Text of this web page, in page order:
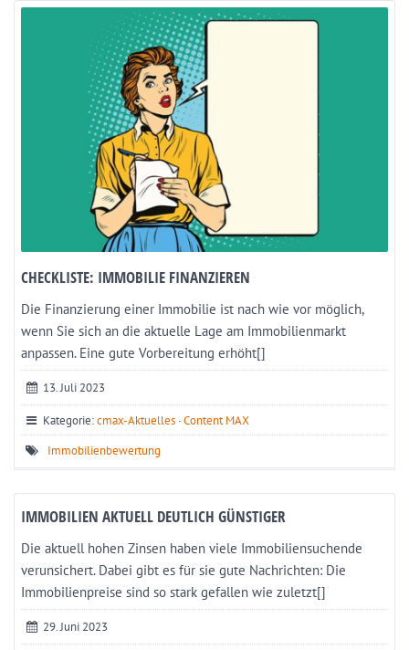
CHECKLISTE: IMMOBILIE FINANZIEREN
Die Finanzierung einer Immobilie ist nach wie vor möglich,
wenn Sie sich an die aktuelle Lage am Immobilienmarkt
anpassen. Eine gute Vorbereitung erhöht[]
13. Juli 2023
Kategorie:cmax-Aktuelles ·Content MAX
Immobilienbewertung
IMMOBILIEN AKTUELL DEUTLICH GÜNSTIGER
Die aktuell hohen Zinsen haben viele Immobiliensuchende
verunsichert. Dabei gibt es für sie gute Nachrichten: Die
Immobilienpreise sind so stark gefallen wie zuletzt[]
29. Juni 2023